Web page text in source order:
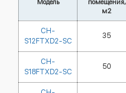
Модель
помещения,
м2
CH-
S12FTXD2-SC
35
CH-
S18FTXD2-SC
50